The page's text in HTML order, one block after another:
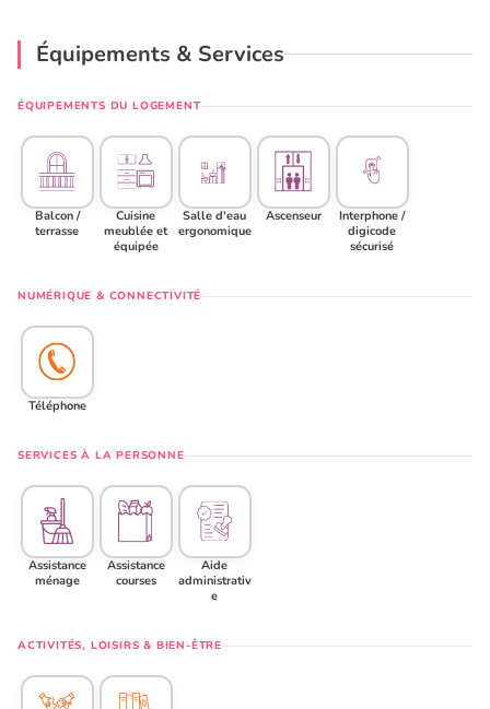
Équipements & Services
ÉQUIPEMENTS DU LOGEMENT
Balcon /
terrasse
Cuisine
meublée et
équipée
Salle d'eau
ergonomique
Ascenseur
Interphone /
digicode
sécurisé
NUMÉRIQUE & CONNECTIVITÉ
Téléphone
SERVICES À LA PERSONNE
Assistance
ménage
Assistance
courses
Aide
administrativ
e
ACTIVITÉS, LOISIRS & BIEN-ÊTRE